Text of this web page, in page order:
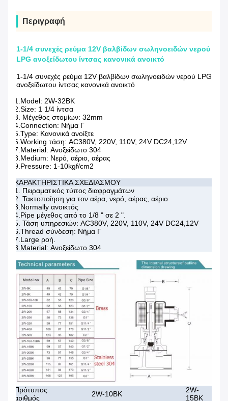
Περιγραφή
1-1/4 συνεχές ρεύμα 12V βαλβίδων σωληνοειδών νερού
LPG ανοξείδωτου ίντσας κανονικά ανοικτό
1-1/4 συνεχές ρεύμα 12V βαλβίδων σωληνοειδών νερού LPG
ανοξείδωτου ίντσας κανονικά ανοικτό
1.Model: 2W-32BK
2.Size: 1 1/4 ίντσα
3. Μέγεθος στομίων: 32mm
4.Connection: Νήμα Γ
5.Type: Κανονικά ανοίξτε
6.Working τάση: AC380V, 220V, 110V, 24V DC24,12V
7.Material: Ανοξείδωτο 304
8.Medium: Νερό, αέριο, αέρας
9.Pressure: 1-10kgf/cm2
ΧΑΡΑΚΤΗΡΙΣΤΙΚΑ ΣΧΕΔΙΑΣΜΟΥ
1. Πειραματικός τύπος διαφραγμάτων
2. Τακτοποίηση για τον αέρα, νερό, αέρας, αέριο
3.Normally ανοικτός
4.Pipe μέγεθος από το 1/8 " σε 2 ".
5. Τάση υπηρεσιών: AC380V, 220V, 110V, 24V DC24,12V
6.Thread σύνδεση: Νήμα Γ
7.Large ροή.
8.Material: Ανοξείδωτο 304
Πρότυπος
αριθμός
2W-10BK
2W-
15BK